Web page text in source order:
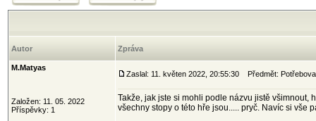
Autor Zpráva
M.Matyas
Založen: 11. 05. 2022
Příspěvky: 1
Zaslal: 11. květen 2022, 20:55:30 Předmět:
Takže, jak jste si mohli podle názvu jistě všimnout,
všechny stopy o této hře jsou..... pryč. Navíc si vše